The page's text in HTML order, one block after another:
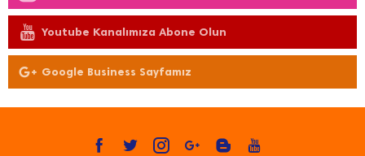
Youtube Kanalımıza Abone Olun
Google Business Sayfamız